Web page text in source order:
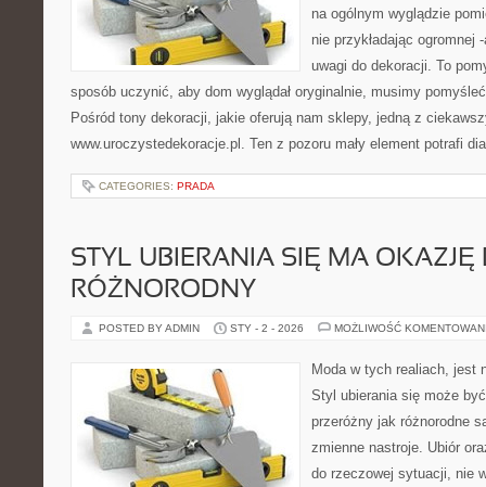
na ogólnym wyglądzie
nie przykładając ogromnej
uwagi do dekoracji. To
sposób uczynić, aby dom wyglądał oryginalnie, musimy
Pośród tony dekoracji, jakie oferują nam sklepy, jedną z
www.uroczystedekoracje.pl. Ten z pozoru mały element potrafi
CATEGORIES: PRADA
STYL UBIERANIA SIĘ MA OKAZJĘ
RÓŻNORODNY
POSTED BY ADMIN STY - 2 - 2026 MOŻLIWOŚĆ
Moda w tych realiach, jest
Styl ubierania się może
przeróżny jak różnorodne
zmienne nastroje. Ubiór
do rzeczowej sytuacji, nie